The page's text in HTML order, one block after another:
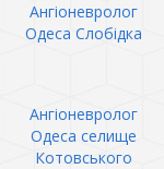
Ангіоневролог
Одеса Слобідка
Ангіоневролог
Одеса селище
Котовського